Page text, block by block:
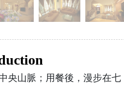
央山脈；用餐後，漫步在七